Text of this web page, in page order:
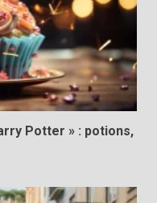
Potter » : potions,